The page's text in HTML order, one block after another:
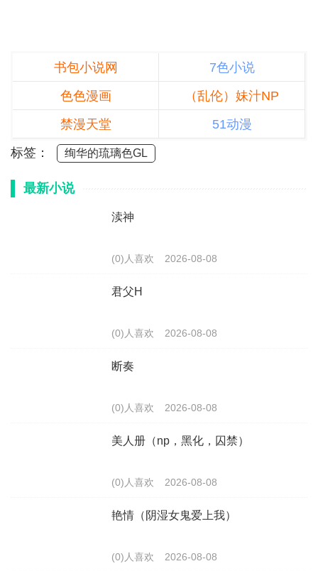
书包小说网
7色小说
色色漫画
（乱伦）妹汁NP
禁漫天堂
51动漫
标签：
绚华的琉璃色GL
最新小说
渎神
(0)人喜欢 2026-08-08
君父H
(0)人喜欢 2026-08-08
断奏
(0)人喜欢 2026-08-08
美人册（np，黑化，囚禁）
(0)人喜欢 2026-08-08
艳情（阴湿女鬼爱上我）
(0)人喜欢 2026-08-08